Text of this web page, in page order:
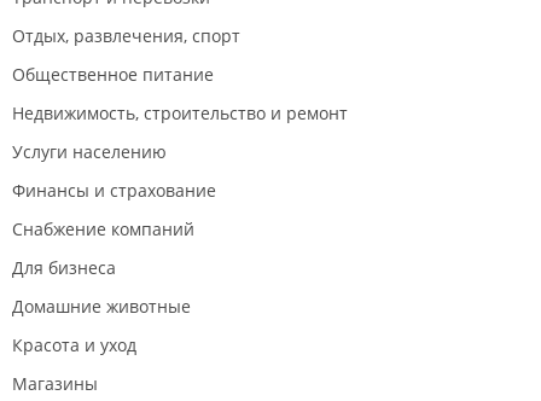
Отдых, развлечения, спорт
Общественное питание
Недвижимость, строительство и ремонт
Услуги населению
Финансы и страхование
Снабжение компаний
Для бизнеса
Домашние животные
Красота и уход
Магазины